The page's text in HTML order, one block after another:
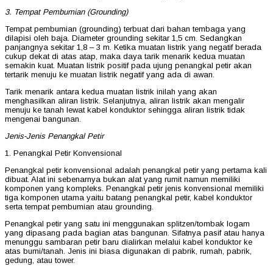
3. Tempat Pembumian (Grounding)
Tempat pembumian (grounding) terbuat dari bahan tembaga yang
dilapisi oleh baja. Diameter grounding sekitar 1,5 cm. Sedangkan
panjangnya sekitar 1,8 – 3 m. Ketika muatan listrik yang negatif berada
cukup dekat di atas atap, maka daya tarik menarik kedua muatan
semakin kuat. Muatan listrik positif pada ujung penangkal petir akan
tertarik menuju ke muatan listrik negatif yang ada di awan.
Tarik menarik antara kedua muatan listrik inilah yang akan
menghasilkan aliran listrik. Selanjutnya, aliran listrik akan mengalir
menuju ke tanah lewat kabel konduktor sehingga aliran listrik tidak
mengenai bangunan.
Jenis-Jenis Penangkal Petir
1. Penangkal Petir Konvensional
Penangkal petir konvensional adalah penangkal petir yang pertama kali
dibuat. Alat ini sebenarnya bukan alat yang rumit namun memiliki
komponen yang kompleks. Penangkal petir jenis konvensional memiliki
tiga komponen utama yaitu batang penangkal petir, kabel konduktor
serta tempat pembumian atau grounding.
Penangkal petir yang satu ini menggunakan splitzen/tombak logam
yang dipasang pada bagian atas bangunan. Sifatnya pasif atau hanya
menunggu sambaran petir baru dialirkan melalui kabel konduktor ke
atas bumi/tanah. Jenis ini biasa digunakan di pabrik, rumah, pabrik,
gedung, atau tower.